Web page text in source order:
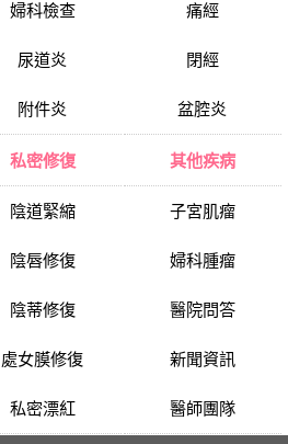
婦科檢查
尿道炎
附件炎
痛經
閉經
盆腔炎
私密修復
陰道緊縮
陰唇修復
陰蒂修復
處女膜修復
私密漂紅
其他疾病
子宮肌瘤
婦科腫瘤
醫院問答
新聞資訊
醫師團隊